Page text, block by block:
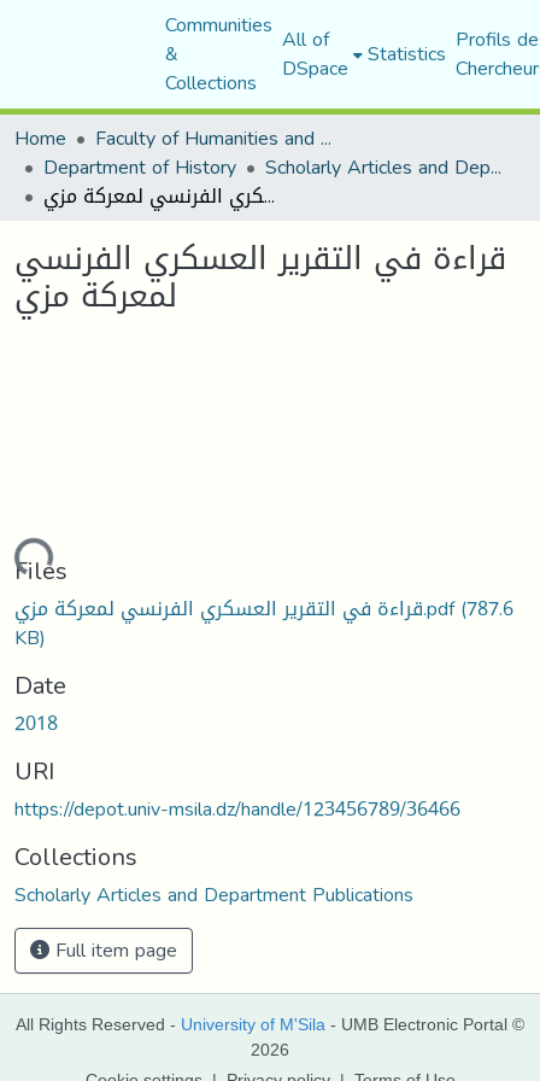
Communities
&
Collections
All of
DSpace Statistics Profils
Home
Faculty of Humanities and Social Sciences
Department of History Scholarly Articles and Department Publications
قراءة في التقرير العسكري الفرنسي لمعركة مزي
قراءة في التقرير العسكري الفرنسي
لمعركة مزي
Loading...
Files
قراءة في التقرير العسكري الفرنسي لمعركة مزي.pdf(787.6
KB)
Date
2018
URI
https://depot.univ-msila.dz/handle/123456789/36466
Collections
Scholarly Articles and Department Publications
Full item page
All Rights Reserved - University of M'Sila - UMB Electronic Portal ©
2026